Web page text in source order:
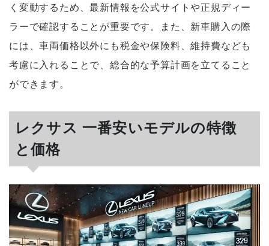
く変動するため、最新情報を公式サイトや正規ディー
ラーで確認することが重要です。また、新車購入の際
には、車両価格以外にも税金や保険料、維持費なども
考慮に入れることで、総合的な予算計画を立てること
ができます。
レクサス 一番安いモデルの特徴
と価格